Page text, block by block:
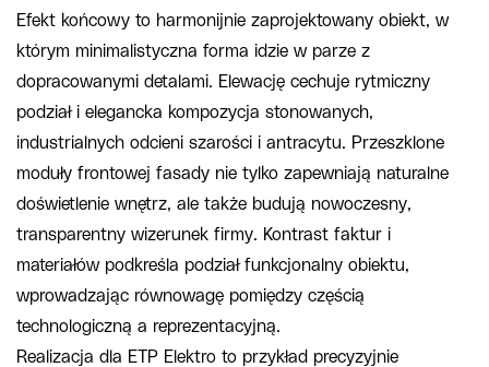
Efekt końcowy to harmonijnie zaprojektowany obiekt, w
którym minimalistyczna forma idzie w parze z
dopracowanymi detalami. Elewację cechuje rytmiczny
podział i elegancka kompozycja stonowanych,
industrialnych odcieni szarości i antracytu. Przeszklone
moduły frontowej fasady nie tylko zapewniają naturalne
doświetlenie wnętrz, ale także budują nowoczesny,
transparentny wizerunek firmy. Kontrast faktur i
materiałów podkreśla podział funkcjonalny obiektu,
wprowadzając równowagę pomiędzy częścią
technologiczną a reprezentacyjną.
Realizacja dla ETP Elektro to przykład precyzyjnie